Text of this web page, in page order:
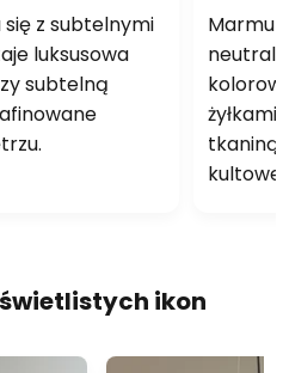
z subtelnymi
luksusowa
subtelną
ikon